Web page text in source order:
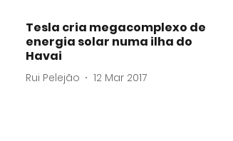
Tesla cria megacomplexo de
energia solar numa ilha do
Havai
Rui Pelejão 12 Mar 2017